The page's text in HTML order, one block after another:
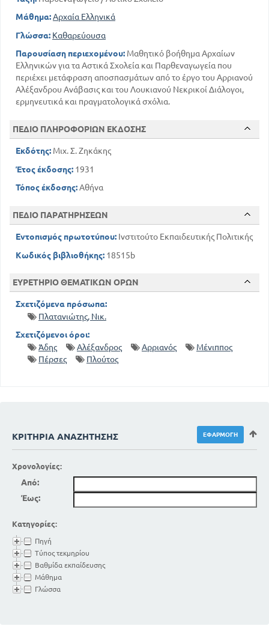
Μάθημα:Αρχαία Ελληνικά
Γλώσσα: Καθαρεύουσα
Παρουσίαση περιεχομένου: Μαθητικό βοήθημα Αρχαίων
Ελληνικών για τα Αστικά Σχολεία και Παρθεναγωγεία που
περιέχει μετάφραση αποσπασμάτων από το έργο του Αρριανού
Αλέξανδρου Ανάβασις και του Λουκιανού Νεκρικοί Διάλογοι,
ερμηνευτικά και πραγματολογικά σχόλια.
ΠΕΔΙΟ ΠΛΗΡΟΦΟΡΙΩΝ ΕΚΔΟΣΗΣ
Εκδότης: Μιχ. Σ. Ζηκάκης
Έτος έκδοσης: 1931
Τόπος έκδοσης:Αθήνα
ΠΕΔΙΟ ΠΑΡΑΤΗΡΗΣΕΩΝ
Εντοπισμός πρωτοτύπου: Ινστιτούτο Εκπαιδευτικής Πολιτικής
Κωδικός βιβλιοθήκης: 18515b
ΕΥΡΕΤΗΡΙΟ ΘΕΜΑΤΙΚΩΝ ΟΡΩΝ
Σχετιζόμενα πρόσωπα:
Πλατανιώτης, Νικ.
Σχετιζόμενοι όροι:
Άδης
Αλέξανδρος Αρριανός
Μένιππος
Πέρσες
Πλούτος
ΚΡΙΤΉΡΙΑ ΑΝΑΖΉΤΗΣΗΣ
Χρονολογίες:
Από:
Έως:
Κατηγορίες:
Πηγή
Τύπος τεκμηρίου
Βαθμίδα εκπαίδευσης
Μάθημα
Γλώσσα